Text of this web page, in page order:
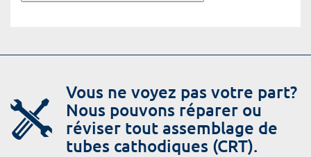
Vous ne voyez pas votre part?
Nous pouvons réparer ou
réviser tout assemblage de
tubes cathodiques (CRT).